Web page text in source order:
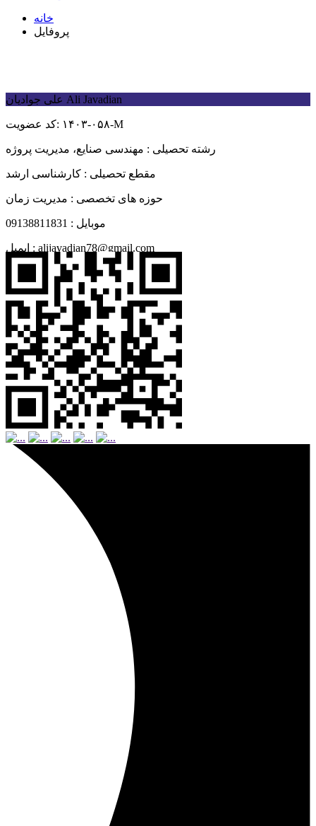
خانه
پروفایل
علی جوادیان Ali Javadian
کد عضویت: ۱۴۰۳-۰۵۸-M
رشته تحصیلی : مهندسی صنایع، مدیریت پروژه
مقطع تحصیلی : کارشناسی ارشد
حوزه های تخصصی : مدیریت زمان
موبایل : 09138811831
ایمیل : alijavadian78@gmail.com